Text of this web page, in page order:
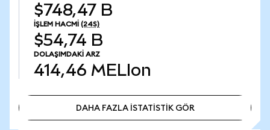
$748,47 B
İŞLEM HACMI (24S)
$54,74 B
DOLAŞIMDAKI ARZ
414,46 MELIon
DAHA FAZLA İSTATİSTİK GÖR